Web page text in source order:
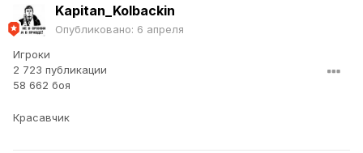
Kapitan_Kolbackin
Опубликовано: 6 апреля
Игроки
2 723 публикации
58 662 боя
Красавчик